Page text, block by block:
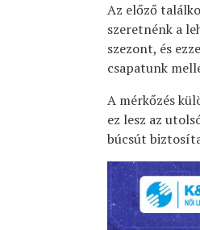
Az előző
szeretnénk a
szezont, és
csapatunk
A mérkőzés
ez lesz az
búcsút